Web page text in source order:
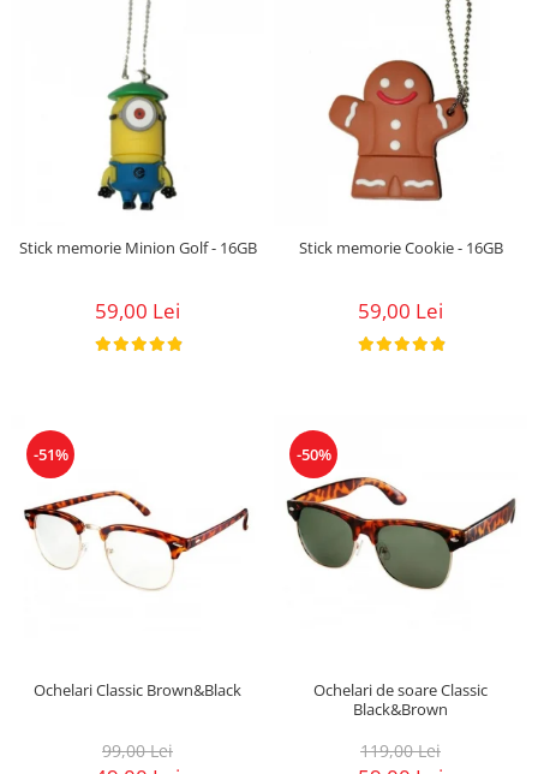
Stick memorie Minion Golf - 16GB
59,00 Lei
Stick memorie Cookie - 16GB
59,00 Lei
-51%
Ochelari Classic Brown&Black
99,00 Lei
-50%
Ochelari de soare Classic
Black&Brown
119,00 Lei